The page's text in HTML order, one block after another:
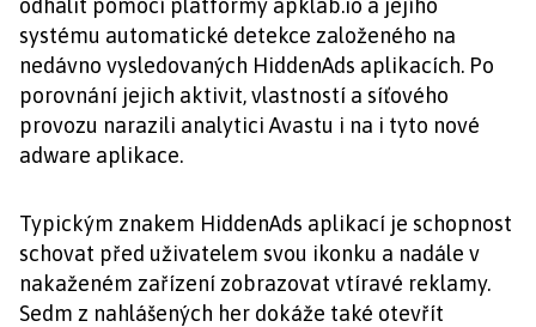
odhalit pomocí platformy apklab.io a jejího
systému automatické detekce založeného na
nedávno vysledovaných HiddenAds aplikacích. Po
porovnání jejich aktivit, vlastností a síťového
provozu narazili analytici Avastu i na i tyto nové
adware aplikace.
Typickým znakem HiddenAds aplikací je schopnost
schovat před uživatelem svou ikonku a nadále v
nakaženém zařízení zobrazovat vtíravé reklamy.
Sedm z nahlášených her dokáže také otevřít